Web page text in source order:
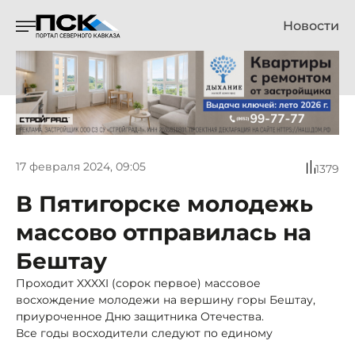
Новости
17 февраля 2024, 09:05 1379
В Пятигорске молодежь
массово отправилась на
Бештау
Проходит XXXXI (сорок первое) массовое
восхождение молодежи на вершину горы Бештау,
приуроченное Дню защитника Отечества.
Все годы восходители следуют по единому